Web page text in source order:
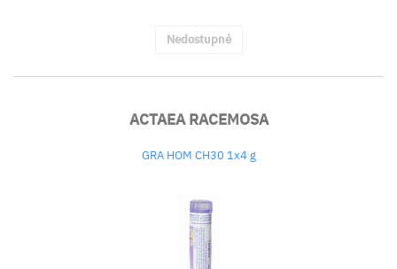
Nedostupné
ACTAEA RACEMOSA
GRA HOM CH30 1x4 g